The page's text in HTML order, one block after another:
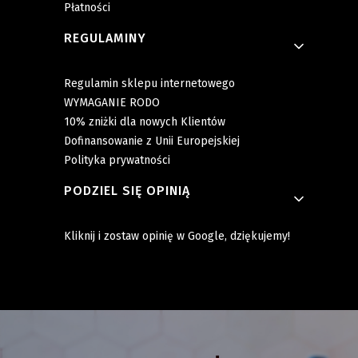
Płatności
REGULAMINY
Regulamin sklepu internetowego
WYMAGANIE RODO
10% zniżki dla nowych Klientów
Dofinansowanie z Unii Europejskiej
Polityka prywatności
PODZIEL SIĘ OPINIĄ
Kliknij i zostaw opinię w Google, dziękujemy!